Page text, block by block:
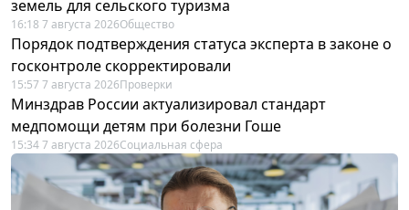
земель для сельского туризма
16:18 7 августа 2026Общество
Порядок подтверждения статуса эксперта в законе о
госконтроле скорректировали
15:57 7 августа 2026Проверки
Минздрав России актуализировал стандарт
медпомощи детям при болезни Гоше
15:34 7 августа 2026Социальная сфера